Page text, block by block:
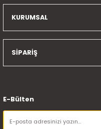
KURUMSAL
SİPARİŞ
E-Bülten